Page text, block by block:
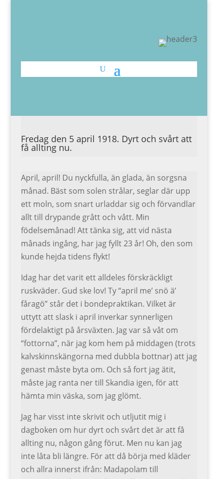
Fredag den 5 april 1918. Dyrt och svårt att
få allting nu.
April, april! Du nyckfulla, än glada, än sorgsna
månad. Bäst som solen strålar, seglar där upp
ett moln, som snart urladdar sig och förvandlar
allt till drypande grått och vått. Min
födelsemånad! Att tänka sig, att vid nästa
månads ingång, har jag fyllt 23 år! Oh, den som
kunde hejda tidens flykt!
Idag har det varit ett alldeles förskräckligt
ruskväder. Gud ske lov! Ty “april me’ snö ä’
fåragö” står det i bondepraktikan. Vilket är
uttytt att slask i april inverkar synnerligen
fördelaktigt på årsväxten. Jag var så våt om
“fottorna”, när jag kom hem på middagen (trots
kalvskinnskängorna med dubbla bottnar) att jag
genast måste byta om. Och så fort jag ätit,
måste jag ranta ner till Skandia igen, för att
hämta min väska, som jag glömt.
Jag har visst inte skrivit och utljutit mig i
dagboken om hur dyrt och svårt det är att få
allting nu, någon gång förut. Men nu kan jag
inte låta bli längre. För att då börja med kläder
och allra innerst ifrån: Madapolam till